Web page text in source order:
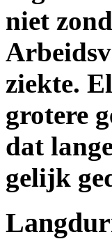
niet
ziekte.
grotere
dat
gelijk